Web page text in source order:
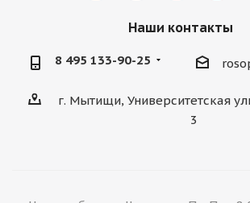
Наши контакты
8 495 133-90-25
г. Мытищи, Университетская
3